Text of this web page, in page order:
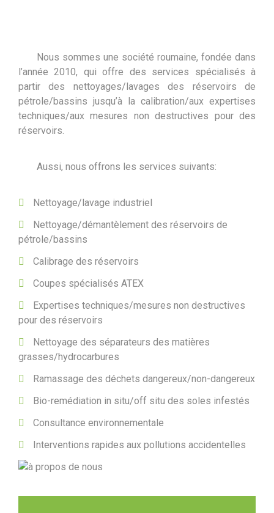
Nous sommes une société roumaine, fondée dans
l’année 2010, qui offre des services spécialisés à
partir des nettoyages/lavages des réservoirs de
pétrole/bassins jusqu’à la calibration/aux expertises
techniques/aux mesures non destructives pour des
réservoirs.
Aussi, nous offrons les services suivants:
Nettoyage/lavage industriel
Nettoyage/démantèlement des réservoirs de
pétrole/bassins
Calibrage des réservoirs
Coupes spécialisés ATEX
Expertises techniques/mesures non destructives
pour des réservoirs
Nettoyage des séparateurs des matières
grasses/hydrocarbures
Ramassage des déchets dangereux/non-dangereux
Bio-remédiation in situ/off situ des soles infestés
Consultance environnementale
Interventions rapides aux pollutions accidentelles